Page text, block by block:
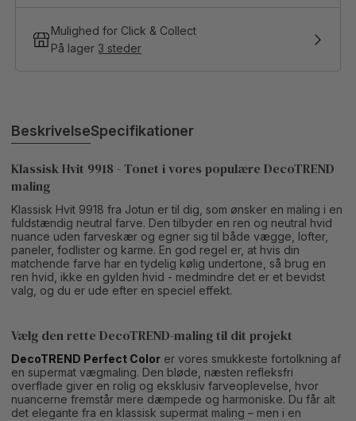
Mulighed for Click & Collect
På lager3 steder
BeskrivelseSpecifikationer
Klassisk Hvit 9918 - Tonet i vores populære DecoTREND
maling
Klassisk Hvit 9918 fra Jotun er til dig, som ønsker en maling i en
fuldstændig neutral farve. Den tilbyder en ren og neutral hvid
nuance uden farveskær og egner sig til både vægge, lofter,
paneler, fodlister og karme. En god regel er, at hvis din
matchende farve har en tydelig kølig undertone, så brug en
ren hvid, ikke en gylden hvid - medmindre det er et bevidst
valg, og du er ude efter en speciel effekt.
Vælg den rette DecoTREND-maling til dit projekt
DecoTREND Perfect Color er vores smukkeste fortolkning af
en supermat vægmaling. Den bløde, næsten refleksfri
overflade giver en rolig og eksklusiv farveoplevelse, hvor
nuancerne fremstår mere dæmpede og harmoniske. Du får alt
det elegante fra en klassisk supermat maling – men i en